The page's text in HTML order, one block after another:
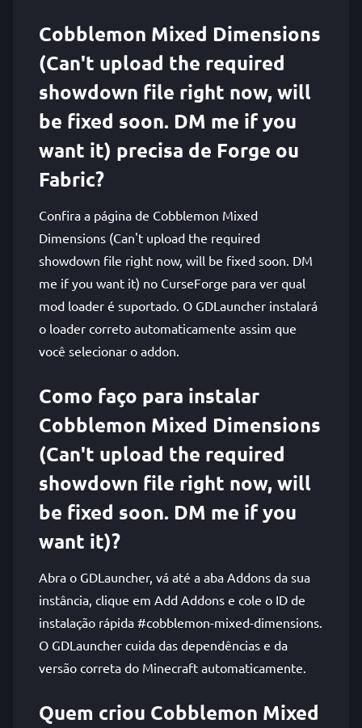
Cobblemon Mixed Dimensions
(Can't upload the required
showdown file right now, will
be fixed soon. DM me if you
want it) precisa de Forge ou
Fabric?
Confira a página de Cobblemon Mixed
Dimensions (Can't upload the required
showdown file right now, will be fixed soon. DM
me if you want it) no CurseForge para ver qual
mod loader é suportado. O GDLauncher instalará
o loader correto automaticamente assim que
você selecionar o addon.
Como faço para instalar
Cobblemon Mixed Dimensions
(Can't upload the required
showdown file right now, will
be fixed soon. DM me if you
want it)?
Abra o GDLauncher, vá até a aba Addons da sua
instância, clique em Add Addons e cole o ID de
instalação rápida #cobblemon-mixed-dimensions.
O GDLauncher cuida das dependências e da
versão correta do Minecraft automaticamente.
Quem criou Cobblemon Mixed